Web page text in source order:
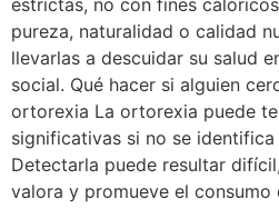
estrictas, no con fines
pureza, naturalidad o calidad
llevarlas a descuidar su salud
social. Qué hacer si alguien
ortorexia La ortorexia puede
significativas si no se
Detectarla puede resultar
valora y promueve el consumo